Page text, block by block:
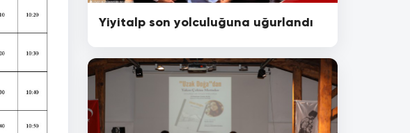
Yiyitalp son yolculuğuna uğurlandı